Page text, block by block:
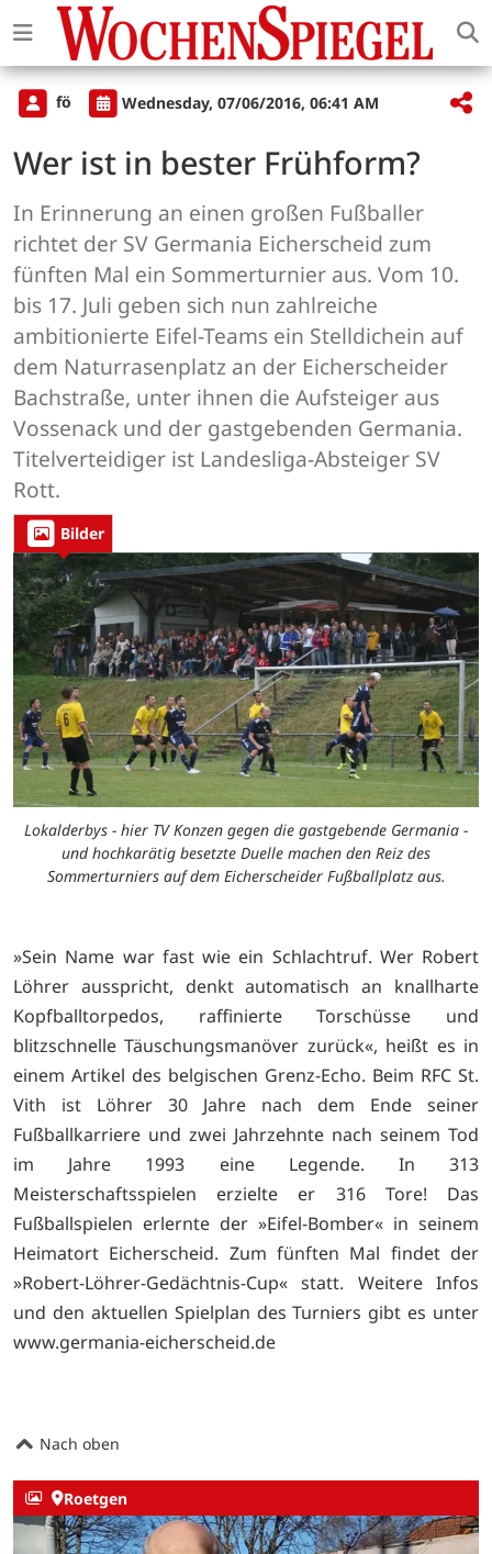
fö Wednesday, 07/06/2016, 06:41 AM
Wer ist in bester Frühform?
In Erinnerung an einen großen Fußballer
richtet der SV Germania Eicherscheid zum
fünften Mal ein Sommerturnier aus. Vom 10.
bis 17. Juli geben sich nun zahlreiche
ambitionierte Eifel-Teams ein Stelldichein auf
dem Naturrasenplatz an der Eicherscheider
Bachstraße, unter ihnen die Aufsteiger aus
Vossenack und der gastgebenden Germania.
Titelverteidiger ist Landesliga-Absteiger SV
Rott.
Bilder
Lokalderbys - hier TV Konzen gegen die gastgebende Germania -
und hochkarätig besetzte Duelle machen den Reiz des
Sommerturniers auf dem Eicherscheider Fußballplatz aus.
»Sein Name war fast wie ein Schlachtruf. Wer Robert
Löhrer ausspricht, denkt automatisch an knallharte
Kopfballtorpedos, raffinierte Torschüsse und
blitzschnelle Täuschungsmanöver zurück«, heißt es in
einem Artikel des belgischen Grenz-Echo. Beim RFC St.
Vith ist Löhrer 30 Jahre nach dem Ende seiner
Fußballkarriere und zwei Jahrzehnte nach seinem Tod
im Jahre 1993 eine Legende. In 313
Meisterschaftsspielen erzielte er 316 Tore! Das
Fußballspielen erlernte der »Eifel-Bomber« in seinem
Heimatort Eicherscheid. Zum fünften Mal findet der
»Robert-Löhrer-Gedächtnis-Cup« statt. Weitere Infos
und den aktuellen Spielplan des Turniers gibt es unter
www.germania-eicherscheid.de
Nach oben
Roetgen